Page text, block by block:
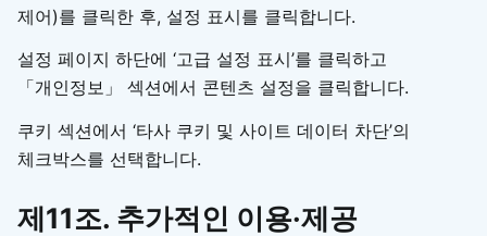
제어)를 클릭한 후, 설정 표시를 클릭합니다.
설정 페이지 하단에 ‘고급 설정 표시’를 클릭하고
「개인정보」 섹션에서 콘텐츠 설정을 클릭합니다.
쿠키 섹션에서 ‘타사 쿠키 및 사이트 데이터 차단’의
체크박스를 선택합니다.
제11조. 추가적인 이용·제공